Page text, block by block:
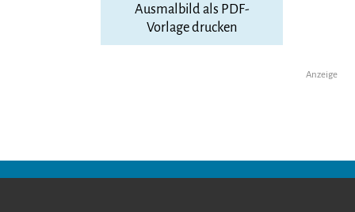
Ausmalbild als PDF-
Vorlage drucken
Anzeige